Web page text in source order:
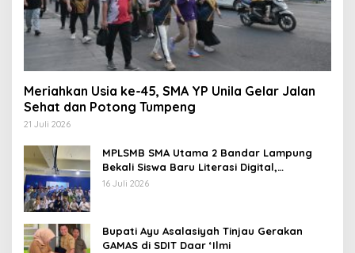
Meriahkan Usia ke-45, SMA YP Unila Gelar Jalan
Sehat dan Potong Tumpeng
21 Juli 2026
MPLSMB SMA Utama 2 Bandar Lampung
Bekali Siswa Baru Literasi Digital,
Jurnalistik, dan Etika Bermedia Sosial
16 Juli 2026
Bupati Ayu Asalasiyah Tinjau Gerakan
GAMAS di SDIT Daar ‘Ilmi